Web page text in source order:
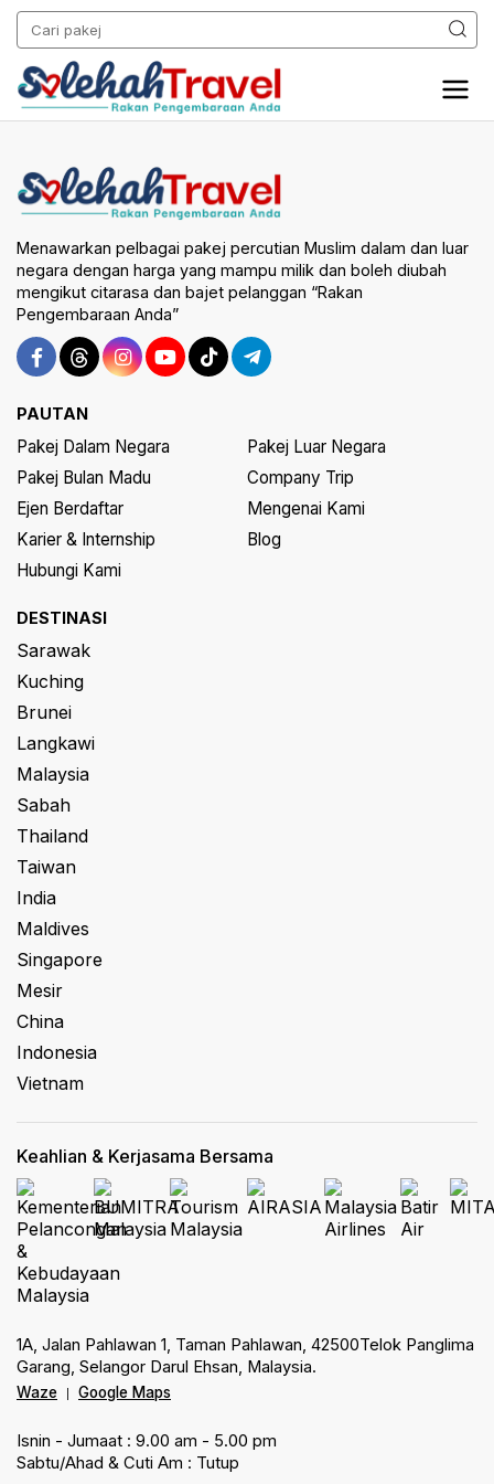
Menawarkan pelbagai pakej percutian Muslim dalam dan luar
negara dengan harga yang mampu milik dan boleh diubah
mengikut citarasa dan bajet pelanggan “Rakan
Pengembaraan Anda”
PAUTAN
Pakej Dalam Negara
Pakej Luar Negara
Pakej Bulan Madu
Company Trip
Ejen Berdaftar
Mengenai Kami
Karier & Internship
Blog
Hubungi Kami
DESTINASI
Sarawak
Kuching
Brunei
Langkawi
Malaysia
Sabah
Thailand
Taiwan
India
Maldives
Singapore
Mesir
China
Indonesia
Vietnam
Keahlian & Kerjasama Bersama
1A, Jalan Pahlawan 1, Taman Pahlawan, 42500Telok Panglima
Garang, Selangor Darul Ehsan, Malaysia.
Waze Google Maps
Isnin - Jumaat : 9.00 am - 5.00 pm
Sabtu/Ahad & Cuti Am : Tutup